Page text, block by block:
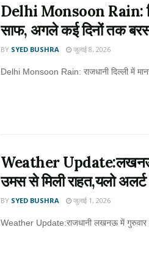
Delhi Monsoon Rain:
साफ, अगले कई दिनों तक
BY SYED BUSHRA जुलाई 8, 2026
Delhi Monsoon Rain: राजधानी दिल्ली में
Weather Update:लखनऊ में
उमस से मिली राहत,यलो अलर्ट
BY SYED BUSHRA जुलाई 1, 2026
Weather Update:राजधानी लखनऊ में